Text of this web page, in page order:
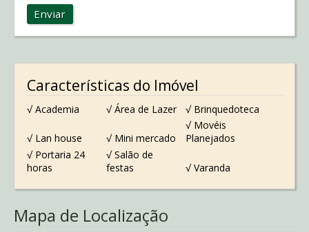
Enviar
Características do Imóvel
√ Academia √ Área de Lazer √ Brinquedoteca
√ Lan house √ Mini mercado
√ Movéis
Planejados
√ Portaria 24
horas
√ Salão de
festas
√ Varanda
Mapa de Localização